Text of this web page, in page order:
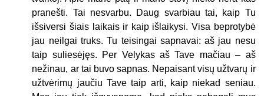
pranešti. Tai nesvarbu. Daug svarbiau tai, kaip Tu
išsiversi šiais laikais ir kaip išlaikysi. Visa beprotybė
jau neilgai truks. Tu teisingai sapnavai: aš jau nesu
taip suliesėjęs. Per Velykas aš Tave mačiau – aš
nežinau, ar tai buvo sapnas. Nepaisant visų užtvarų ir
užtvėrimų jaučiu Tave taip arti, kaip niekad seniau.